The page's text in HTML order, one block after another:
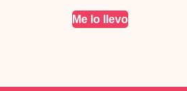
Me lo llevo